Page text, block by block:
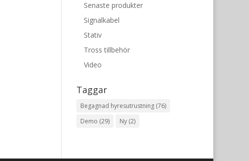
Senaste produkter
Signalkabel
Stativ
Tross tillbehör
Video
Taggar
Begagnad hyresutrustning (76)
Demo (29) Ny (2)